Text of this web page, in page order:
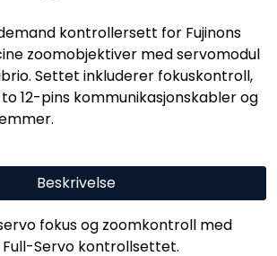
kontrollersett for Fujinons
zoomobjektiver med servomodul
Settet inkluderer fokuskontroll,
12-pins kommunikasjonskabler og
Beskrivelse
fokus og zoomkontroll med
Servo kontrollsettet.